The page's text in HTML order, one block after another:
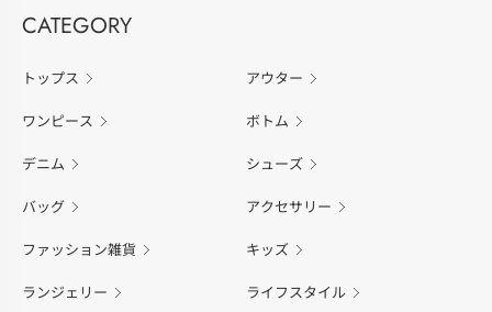
CATEGORY
トップス アウター
ワンピース ボトム
デニム シューズ
バッグ アクセサリー
ファッション雑貨 キッズ
ランジェリー ライフスタイル